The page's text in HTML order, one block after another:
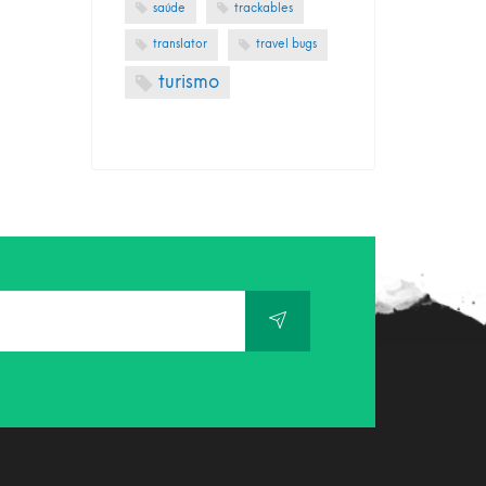
saúde trackables
translator travel bugs
turismo